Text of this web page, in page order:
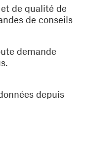
de qualité de
de conseils
demande
depuis